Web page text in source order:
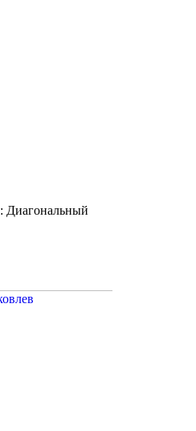
: Диагональный